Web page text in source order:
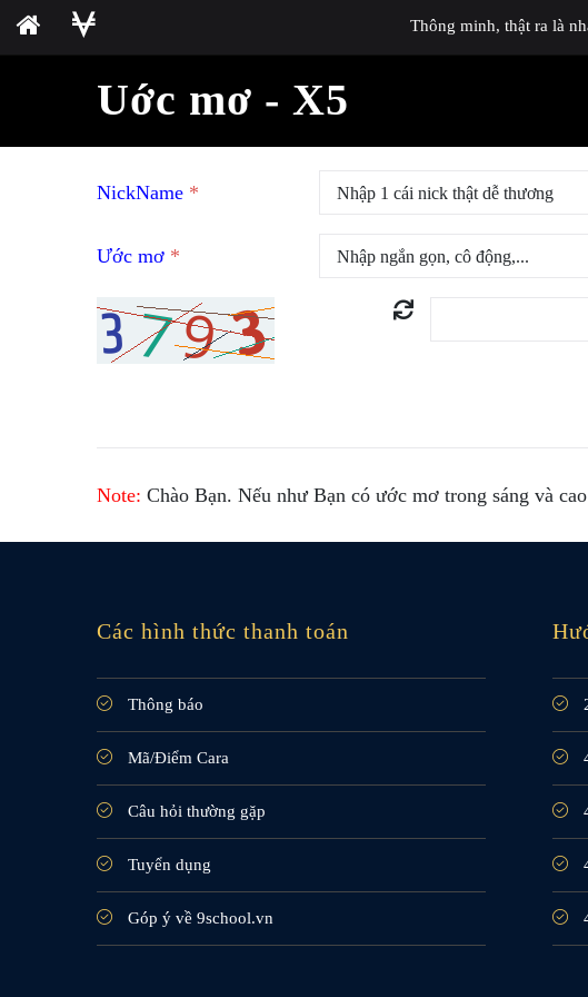
Thông minh, thật ra là
Uớc mơ - X5
NickName *
Ước mơ *
Note: Chào Bạn. Nếu như Bạn có ước mơ trong sáng và
Các hình thức thanh toán
Thông báo
Mã/Điểm Cara
Câu hỏi thường gặp
Tuyển dụng
Góp ý về 9school.vn